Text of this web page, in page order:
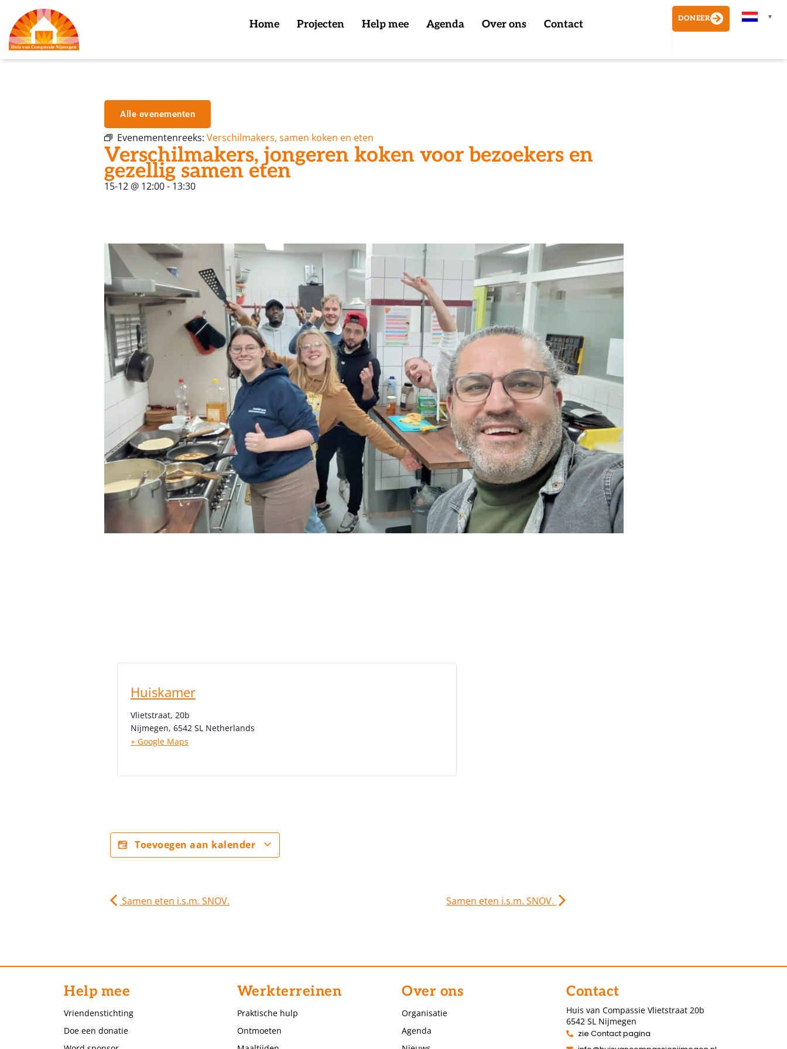
Home Projecten Help mee Agenda Over ons Contact DONEER ▼
Alle evenementen
Evenementenreeks: Verschilmakers, samen koken en eten
Verschilmakers, jongeren koken voor bezoekers en
gezellig samen eten
15-12 @ 12:00- 13:30
Huiskamer
Vlietstraat, 20b
Nijmegen, 6542 SL Netherlands
+ Google Maps
Toevoegen aan kalender
Samen eten i.s.m. SNOV. Samen eten i.s.m. SNOV.
Help mee
Vriendenstichting
Doe een donatie
Werkterreinen
Praktische hulp
Ontmoeten
Over ons
Organisatie
Agenda
Contact
Huis van Compassie Vlietstraat 20b
6542 SL Nijmegen
zie Contact pagina